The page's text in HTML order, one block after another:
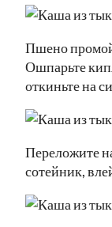
Пшено
Ошпарьте
откиньте на
Переложите
сотейник,